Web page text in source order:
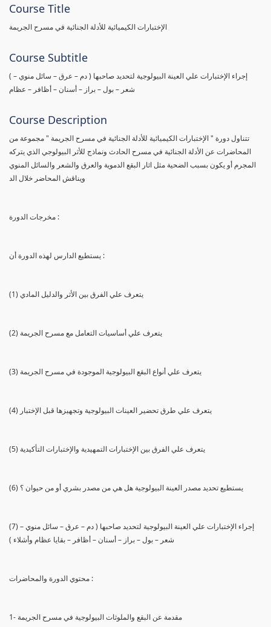
Course Title
الإختبارات الكيميائية للأدلة الجنائية في مسرح الجريمة
Course Subtitle
( إجراء الإختبارات علي العينة البيولوجية لتحديد صاحبها ( دم – عرق – سائل منوي –
شعر – بول – براز – أسنان – أظافر – عظام
Course Description
تتناول دورة " الإختبارات الكيميائية للأدلة الجنائية في مسرح الجريمة " مجموعة من
المحاضرات عن الأدلة الجنائية في مسرح الحادث ونماذج للأثر البيولوجي الذي يتركه
المجرم أو يكون بسبب الضحية مثل اثار البقع الدموية والعرق والشعر والسائل المنوي
ويناقش المحاضر خلال الد
مخرجات الدورة :
يستطيع الدارس لهذه الدورة أن :
(1) يتعرف علي الفرق بين الأثر والدليل المادي
(2) يتعرف علي أساسيات التعامل مع مسرح الجريمة
(3) يتعرف علي أنواع البقع البيولوجية الموجودة في مسرح الجريمة
(4) يتعرف علي طرق تحضير العينات البيولوجية وتجهيزها قبل الإختبار
(5) يتعرف علي الفرق بين الإختبارات التمهيدية والإختبارات التأكيدية
(6) يستطيع تحديد مصدر العينة البيولوجية هل هي من مصدر بشري أو من حيوان ؟
(7) إجراء الإختبارات علي العينة البيولوجية لتحديد صاحبها ( دم – عرق – سائل منوي –
شعر – بول – براز – أسنان – أظافر – بقايا عظام وأشلاء )
محتوي الدورة والمحاضرات :
1- مقدمة عن البقع والملوثات البيولوجية في مسرح الجريمة